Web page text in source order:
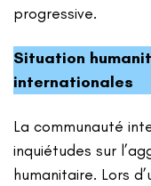
progressive.
Situation
internationales
La communauté
inquiétudes sur
humanitaire. Lors